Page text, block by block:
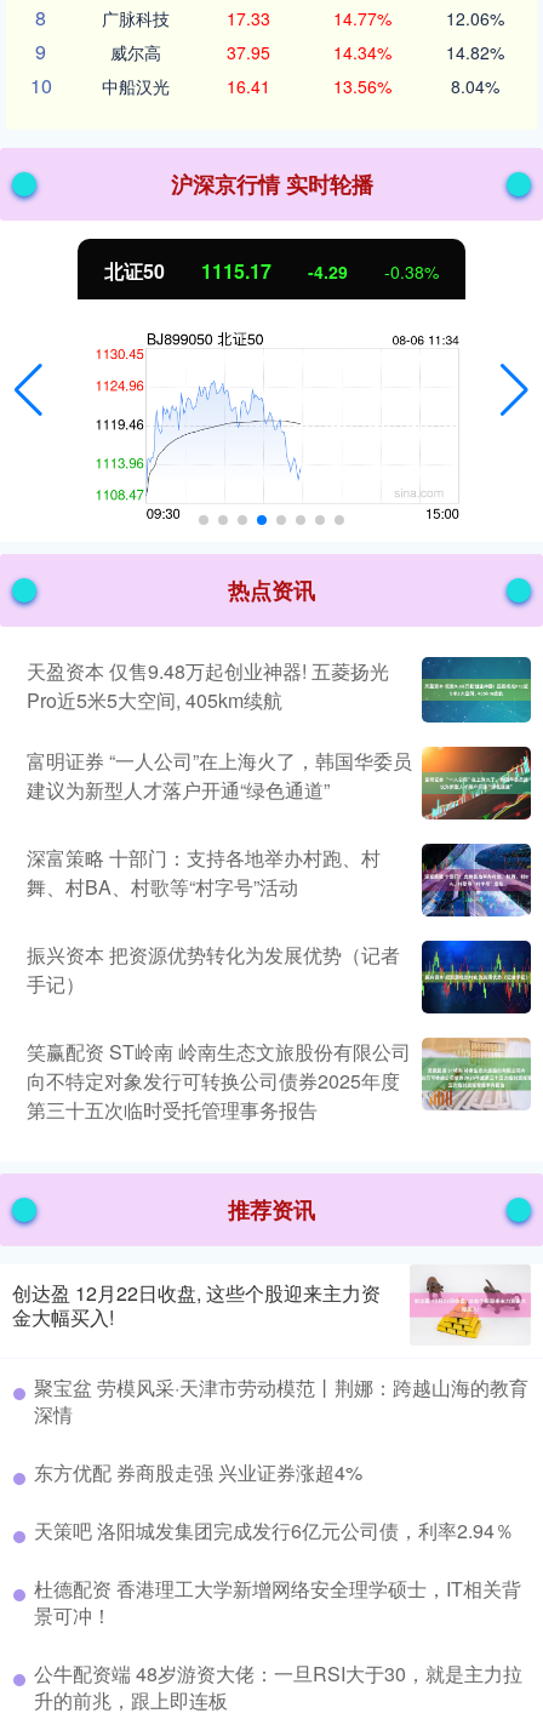
8 广脉科技 17.33 14.77% 12.06%
9 威尔高 37.95 14.34% 14.82%
10 中船汉光 16.41 13.56% 8.04%
沪深京行情 实时轮播
北证50 1115.17 -4.29 -0.38%
热点资讯
天盈资本 仅售9.48万起创业神器! 五菱扬光
Pro近5米5大空间, 405km续航
富明证券 “一人公司”在上海火了，韩国华委员
建议为新型人才落户开通“绿色通道”
深富策略 十部门：支持各地举办村跑、村
舞、村BA、村歌等“村字号”活动
振兴资本 把资源优势转化为发展优势（记者
手记）
笑赢配资 ST岭南 岭南生态文旅股份有限公司
向不特定对象发行可转换公司债券2025年度
第三十五次临时受托管理事务报告
推荐资讯
创达盈 12月22日收盘, 这些个股迎来主力资
金大幅买入!
聚宝盆 劳模风采·天津市劳动模范丨荆娜：跨越山海的教育
深情
东方优配 券商股走强 兴业证券涨超4%
天策吧 洛阳城发集团完成发行6亿元公司债，利率2.94％
杜德配资 香港理工大学新增网络安全理学硕士，IT相关背
景可冲！
公牛配资端 48岁游资大佬：一旦RSI大于30，就是主力拉
升的前兆，跟上即连板